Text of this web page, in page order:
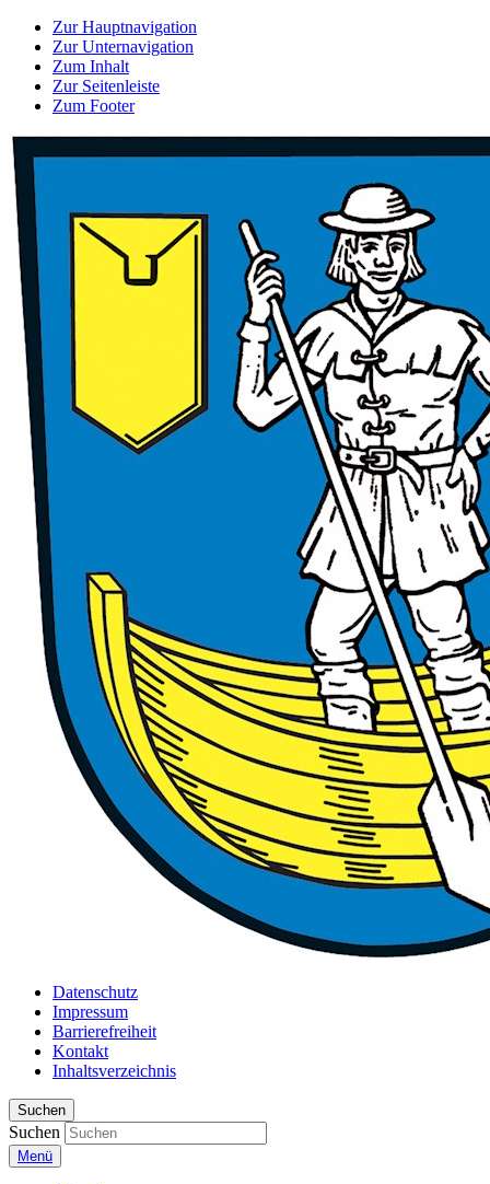
Zur Hauptnavigation
Zur Unternavigation
Zum Inhalt
Zur Seitenleiste
Zum Footer
Datenschutz
Impressum
Barrierefreiheit
Kontakt
Inhaltsverzeichnis
Suchen
Suchen
Menü